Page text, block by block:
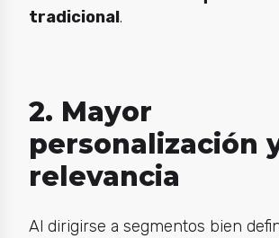
tradicional.
2. Mayor
personalización
relevancia
Al dirigirse a segmentos bien